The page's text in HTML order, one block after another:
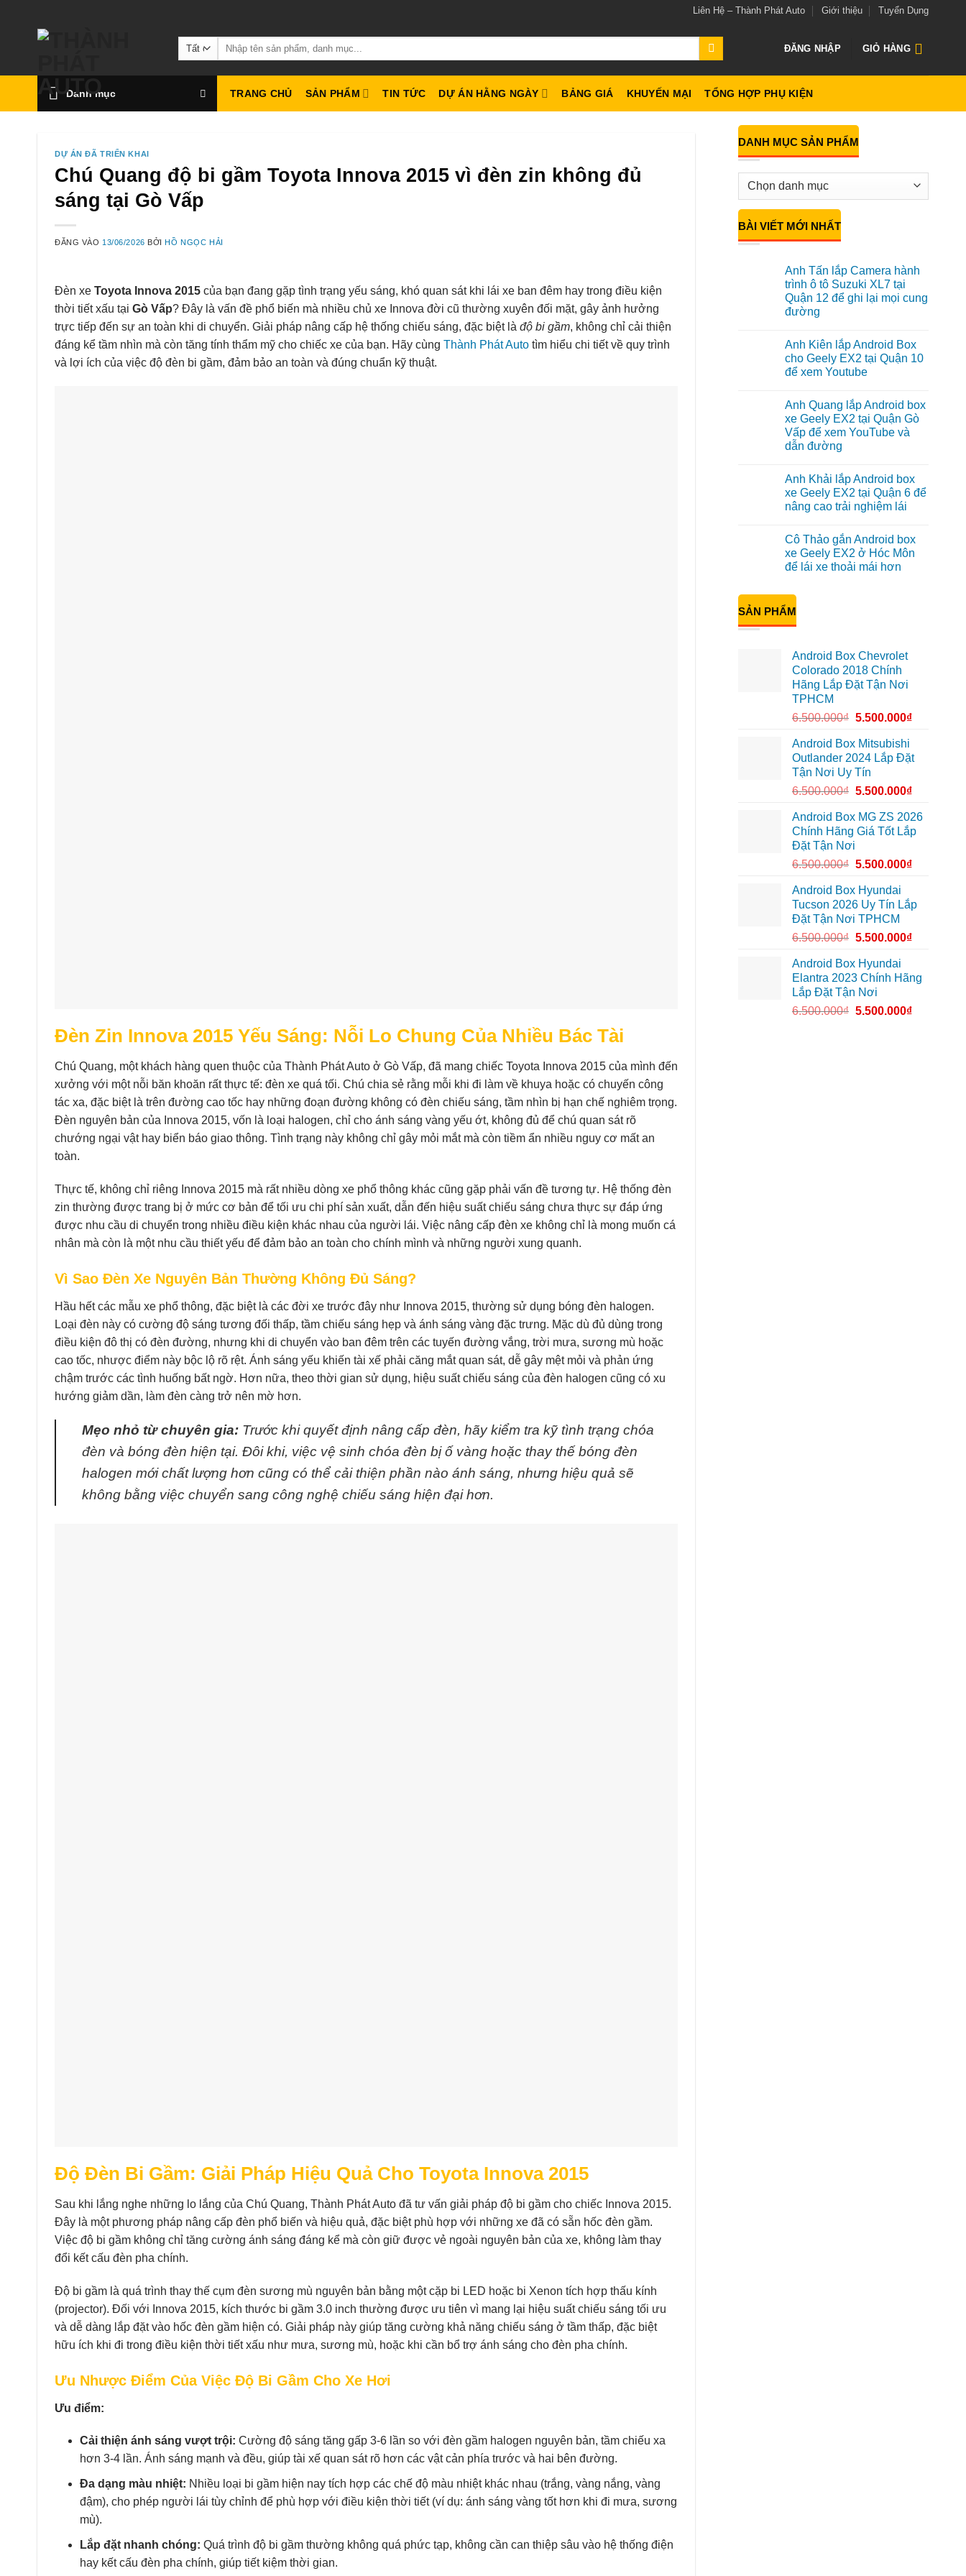
Liên Hệ – Thành Phát Auto Giới thiệu Tuyển Dụng
Tìm
kiếm:
ĐĂNG NHẬP GIỎ HÀNG
Danh mục TRANG CHỦ SẢN PHẨM TIN TỨC DỰ ÁN HẰNG NGÀY BẢNG GIÁ KHUYẾN MẠI TỔNG HỢP PHỤ KIỆN
DỰ ÁN ĐÃ TRIỂN KHAI
Chú Quang độ bi gầm Toyota Innova 2015 vì đèn zin không đủ
sáng tại Gò Vấp
ĐĂNG VÀO 13/06/2026 BỞIHỒ NGỌC HẢI
Đèn xe Toyota Innova 2015 của bạn đang gặp tình trạng yếu sáng, khó quan sát khi lái xe ban đêm hay trong điều kiện
thời tiết xấu tại Gò Vấp? Đây là vấn đề phổ biến mà nhiều chủ xe Innova đời cũ thường xuyên đối mặt, gây ảnh hưởng
trực tiếp đến sự an toàn khi di chuyển. Giải pháp nâng cấp hệ thống chiếu sáng, đặc biệt là độ bi gầm, không chỉ cải thiện
đáng kể tầm nhìn mà còn tăng tính thẩm mỹ cho chiếc xe của bạn. Hãy cùng Thành Phát Auto tìm hiểu chi tiết về quy trình
và lợi ích của việc độ đèn bi gầm, đảm bảo an toàn và đúng chuẩn kỹ thuật.
Đèn Zin Innova 2015 Yếu Sáng: Nỗi Lo Chung Của Nhiều Bác Tài
Chú Quang, một khách hàng quen thuộc của Thành Phát Auto ở Gò Vấp, đã mang chiếc Toyota Innova 2015 của mình đến
xưởng với một nỗi băn khoăn rất thực tế: đèn xe quá tối. Chú chia sẻ rằng mỗi khi đi làm về khuya hoặc có chuyến công
tác xa, đặc biệt là trên đường cao tốc hay những đoạn đường không có đèn chiếu sáng, tầm nhìn bị hạn chế nghiêm trọng.
Đèn nguyên bản của Innova 2015, vốn là loại halogen, chỉ cho ánh sáng vàng yếu ớt, không đủ để chú quan sát rõ
chướng ngại vật hay biển báo giao thông. Tình trạng này không chỉ gây mỏi mắt mà còn tiềm ẩn nhiều nguy cơ mất an
toàn.
Thực tế, không chỉ riêng Innova 2015 mà rất nhiều dòng xe phổ thông khác cũng gặp phải vấn đề tương tự. Hệ thống đèn
zin thường được trang bị ở mức cơ bản để tối ưu chi phí sản xuất, dẫn đến hiệu suất chiếu sáng chưa thực sự đáp ứng
được nhu cầu di chuyển trong nhiều điều kiện khác nhau của người lái. Việc nâng cấp đèn xe không chỉ là mong muốn cá
nhân mà còn là một nhu cầu thiết yếu để đảm bảo an toàn cho chính mình và những người xung quanh.
Vì Sao Đèn Xe Nguyên Bản Thường Không Đủ Sáng?
Hầu hết các mẫu xe phổ thông, đặc biệt là các đời xe trước đây như Innova 2015, thường sử dụng bóng đèn halogen.
Loại đèn này có cường độ sáng tương đối thấp, tầm chiếu sáng hẹp và ánh sáng vàng đặc trưng. Mặc dù đủ dùng trong
điều kiện đô thị có đèn đường, nhưng khi di chuyển vào ban đêm trên các tuyến đường vắng, trời mưa, sương mù hoặc
cao tốc, nhược điểm này bộc lộ rõ rệt. Ánh sáng yếu khiến tài xế phải căng mắt quan sát, dễ gây mệt mỏi và phản ứng
chậm trước các tình huống bất ngờ. Hơn nữa, theo thời gian sử dụng, hiệu suất chiếu sáng của đèn halogen cũng có xu
hướng giảm dần, làm đèn càng trở nên mờ hơn.
Mẹo nhỏ từ chuyên gia: Trước khi quyết định nâng cấp đèn, hãy kiểm tra kỹ tình trạng chóa
đèn và bóng đèn hiện tại. Đôi khi, việc vệ sinh chóa đèn bị ố vàng hoặc thay thế bóng đèn
halogen mới chất lượng hơn cũng có thể cải thiện phần nào ánh sáng, nhưng hiệu quả sẽ
không bằng việc chuyển sang công nghệ chiếu sáng hiện đại hơn.
Độ Đèn Bi Gầm: Giải Pháp Hiệu Quả Cho Toyota Innova 2015
Sau khi lắng nghe những lo lắng của Chú Quang, Thành Phát Auto đã tư vấn giải pháp độ bi gầm cho chiếc Innova 2015.
Đây là một phương pháp nâng cấp đèn phổ biến và hiệu quả, đặc biệt phù hợp với những xe đã có sẵn hốc đèn gầm.
Việc độ bi gầm không chỉ tăng cường ánh sáng đáng kể mà còn giữ được vẻ ngoài nguyên bản của xe, không làm thay
đổi kết cấu đèn pha chính.
Độ bi gầm là quá trình thay thế cụm đèn sương mù nguyên bản bằng một cặp bi LED hoặc bi Xenon tích hợp thấu kính
(projector). Đối với Innova 2015, kích thước bi gầm 3.0 inch thường được ưu tiên vì mang lại hiệu suất chiếu sáng tối ưu
và dễ dàng lắp đặt vào hốc đèn gầm hiện có. Giải pháp này giúp tăng cường khả năng chiếu sáng ở tầm thấp, đặc biệt
hữu ích khi đi trong điều kiện thời tiết xấu như mưa, sương mù, hoặc khi cần bổ trợ ánh sáng cho đèn pha chính.
Ưu Nhược Điểm Của Việc Độ Bi Gầm Cho Xe Hơi
Ưu điểm:
Cải thiện ánh sáng vượt trội: Cường độ sáng tăng gấp 3-6 lần so với đèn gầm halogen nguyên bản, tầm chiếu xa
hơn 3-4 lần. Ánh sáng mạnh và đều, giúp tài xế quan sát rõ hơn các vật cản phía trước và hai bên đường.
Đa dạng màu nhiệt: Nhiều loại bi gầm hiện nay tích hợp các chế độ màu nhiệt khác nhau (trắng, vàng nắng, vàng
đậm), cho phép người lái tùy chỉnh để phù hợp với điều kiện thời tiết (ví dụ: ánh sáng vàng tốt hơn khi đi mưa, sương
mù).
Lắp đặt nhanh chóng: Quá trình độ bi gầm thường không quá phức tạp, không cần can thiệp sâu vào hệ thống điện
hay kết cấu đèn pha chính, giúp tiết kiệm thời gian.
DANH MỤC SẢN PHẨM
BÀI VIẾT MỚI NHẤT
Anh Tấn lắp Camera hành
trình ô tô Suzuki XL7 tại
Quận 12 để ghi lại mọi cung
đường
bình
luận
ở
Anh
Camera
hành
trình
ô
tô
Suzuki
Quận
12
để
ghi
lại
đường
Anh Kiên lắp Android Box
cho Geely EX2 tại Quận 10
để xem Youtube
bình
luận
ở
Anh
Kiên
lắp
cho
Geely
EX2
tại
để
xem
Youtube
Anh Quang lắp Android box
xe Geely EX2 tại Quận Gò
Vấp để xem YouTube và
dẫn đường
bình
luận
ở
Anh
Android
box
xe
Geely
EX2
Vấp
xem
dẫn
đường
Anh Khải lắp Android box
xe Geely EX2 tại Quận 6 để
nâng cao trải nghiệm lái
bình
luận
ở
Anh
Android
box
xe
Geely
Quận
nâng
cao
trải
Cô Thảo gắn Android box
xe Geely EX2 ở Hóc Môn
để lái xe thoải mái hơn
bình
luận
ở
Cô
Android
box
Geely
EX2
Hóc
Môn
thoải
mái
hơn
SẢN PHẨM
Android Box Chevrolet
Colorado 2018 Chính
Hãng Lắp Đặt Tận Nơi
TPHCM
6.500.000₫ 5.500.000₫
Android Box Mitsubishi
Outlander 2024 Lắp Đặt
Tận Nơi Uy Tín
6.500.000₫ 5.500.000₫
Android Box MG ZS 2026
Chính Hãng Giá Tốt Lắp
Đặt Tận Nơi
6.500.000₫ 5.500.000₫
Android Box Hyundai
Tucson 2026 Uy Tín Lắp
Đặt Tận Nơi TPHCM
6.500.000₫ 5.500.000₫
Android Box Hyundai
Elantra 2023 Chính Hãng
Lắp Đặt Tận Nơi
6.500.000₫ 5.500.000₫